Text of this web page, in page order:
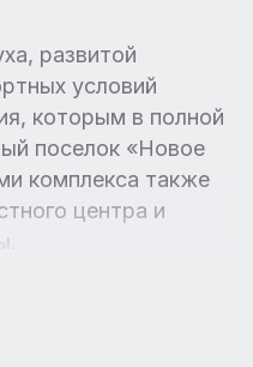
развитой
условий
которым в полной
поселок «Новое
комплекса также
центра и